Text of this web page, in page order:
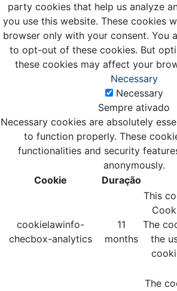
party cookies that help us analyze
you use this website. These cookies
browser only with your consent. You
to opt-out of these cookies. But
these cookies may affect your
Necessary
Necessary
Sempre ativado
Necessary cookies are absolutely
to function properly. These
functionalities and security
anonymously.
Cookie
Duração
cookielawinfo-
checbox-analytics
11
months
This
The
the
The